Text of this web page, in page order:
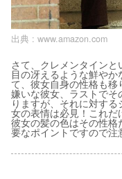
出典 : www.amazon.com
さて、クレメンタインと
目の冴えるような鮮や
て、彼女自身の性格も
嫌いな彼女、ラストで
りますが、それに対す
女の表情は必見！これだ
彼女の髪の色はその性
要なポイントですので